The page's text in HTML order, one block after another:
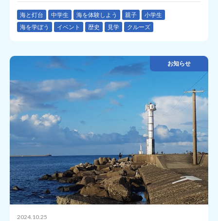
海と灯台 中学生 海を体験しよう 親子
小学生
海を学ぼう
イベント 歴史 見学 クルーズ
お知らせ
2024.10.25